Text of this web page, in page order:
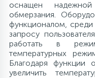
Наши услуги
Оплата и доставка
Термосы
Сумки-
Дозаторы для пены
Дозаторы мыла
Газовые
Аксессуары
Септики
Кассетные
Оконные
Электрокамины
Часы
Аксессуары
Конвекторы
Масляные
Буферные
Горелки
Увлажнение с
Для коттеджа
Пурифайеры
оснащен
обмерзания.
функционалом,
запросу
работать в
температурных
Благодаря функции
увеличить